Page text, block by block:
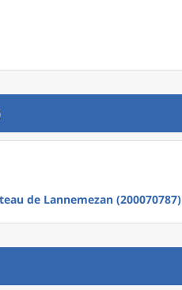
de Lannemezan (200070787)